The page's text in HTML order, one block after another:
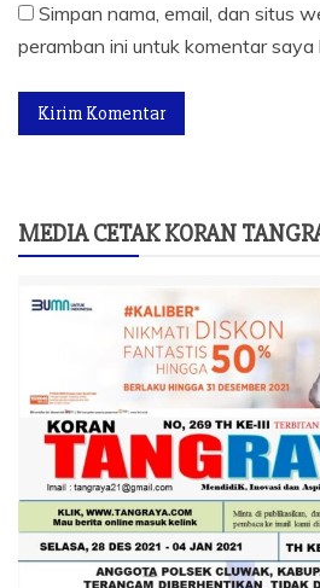
Simpan nama, email, dan situs
peramban ini untuk komentar saya
MEDIA CETAK KORAN